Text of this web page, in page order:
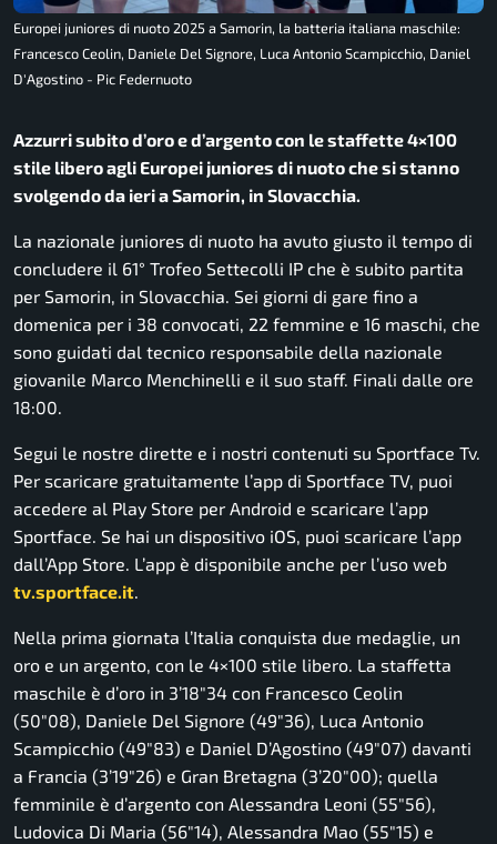
Europei juniores di nuoto 2025 a Samorin, la batteria italiana maschile:
Francesco Ceolin, Daniele Del Signore, Luca Antonio Scampicchio, Daniel
D'Agostino - Pic Federnuoto
Azzurri subito d’oro e d’argento con le staffette 4×100
stile libero agli Europei juniores di nuoto che si stanno
svolgendo da ieri a Samorin, in Slovacchia.
La nazionale juniores di nuoto ha avuto giusto il tempo di
concludere il 61° Trofeo Settecolli IP che è subito partita
per Samorin, in Slovacchia. Sei giorni di gare fino a
domenica per i 38 convocati, 22 femmine e 16 maschi, che
sono guidati dal tecnico responsabile della nazionale
giovanile Marco Menchinelli e il suo staff. Finali dalle ore
18:00.
Segui le nostre dirette e i nostri contenuti su Sportface Tv.
Per scaricare gratuitamente l’app di Sportface TV, puoi
accedere al Play Store per Android e scaricare l’app
Sportface. Se hai un dispositivo iOS, puoi scaricare l’app
dall’App Store. L’app è disponibile anche per l’uso web
tv.sportface.it.
Nella prima giornata l’Italia conquista due medaglie, un
oro e un argento, con le 4×100 stile libero. La staffetta
maschile è d’oro in 3’18″34 con Francesco Ceolin
(50″08), Daniele Del Signore (49″36), Luca Antonio
Scampicchio (49″83) e Daniel D’Agostino (49″07) davanti
a Francia (3’19″26) e Gran Bretagna (3’20″00); quella
femminile è d’argento con Alessandra Leoni (55″56),
Ludovica Di Maria (56″14), Alessandra Mao (55″15) e